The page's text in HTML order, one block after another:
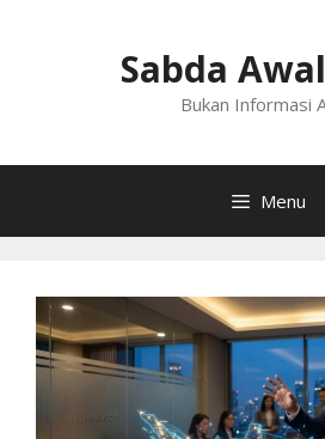
Sabda
Bukan Informasi
Menu